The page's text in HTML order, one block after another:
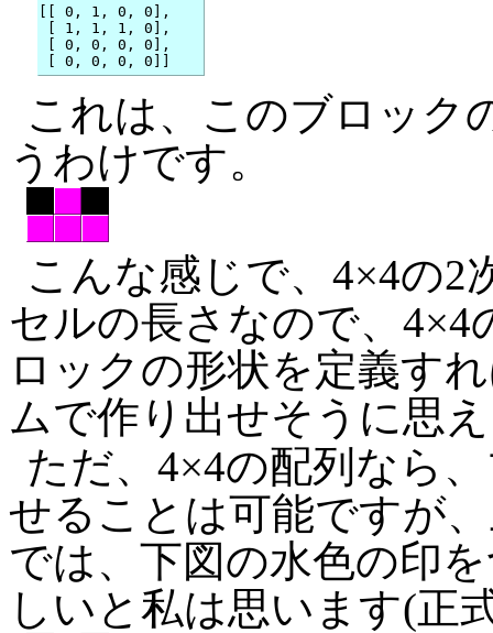
[[ 0, 1, 0, 0],
[ 1, 1, 1, 0],
[ 0, 0, 0, 0],
これは、このブロック
うわけです。
こんな感じで、4×4の2
セルの長さなので、4×4
ロックの形状を定義す
ムで作り出せそうに思
ただ、4×4の配列なら
せることは可能ですが
では、下図の水色の印
しいと私は思います(正